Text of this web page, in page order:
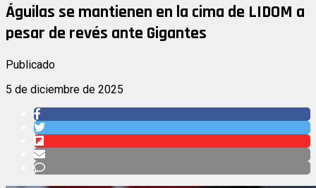
Águilas se mantienen en la cima de LIDOM a
pesar de revés ante Gigantes
Publicado
5 de diciembre de 2025